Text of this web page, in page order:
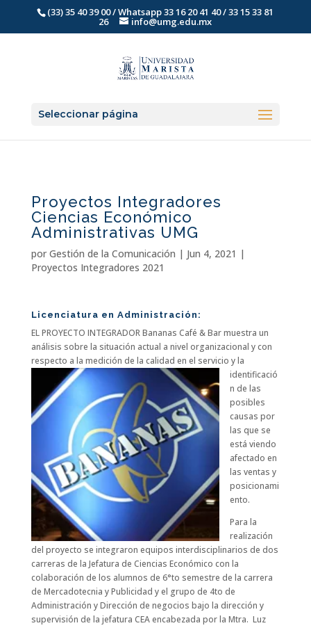
(33) 35 40 39 00 / Whatsapp 33 16 20 41 40 / 33 15 33 81
26 info@umg.edu.mx
Seleccionar página
Proyectos Integradores
Ciencias Económico
Administrativas UMG
por Gestión de la Comunicación | Jun 4, 2021 |
Proyectos Integradores 2021
Licenciatura en Administración:
EL PROYECTO INTEGRADOR Bananas Café & Bar muestra un
análisis sobre la situación actual a nivel organizacional y con
respecto a la medición de la calidad en el servicio y la
identificació
n de las
posibles
causas por
las que se
está viendo
afectado en
las ventas y
posicionami
ento.
Para la
realización
del proyecto se integraron equipos interdisciplinarios de dos
carreras de la Jefatura de Ciencias Económico con la
colaboración de los alumnos de 6°to semestre de la carrera
de Mercadotecnia y Publicidad y el grupo de 4to de
Administración y Dirección de negocios bajo la dirección y
supervisión de la jefatura CEA encabezada por la Mtra. Luz